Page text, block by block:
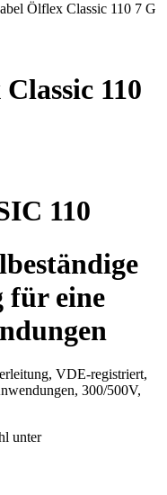
Ölflex Classic 110 7 G
110
110
für eine
VDE-registriert,
300/500V,
unter